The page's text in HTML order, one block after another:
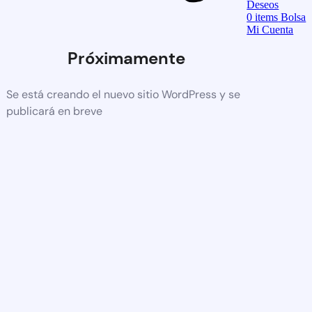
Próximamente
Se está creando el nuevo sitio WordPress y se
publicará en breve
Deseos
0items Bolsa
Mi Cuenta